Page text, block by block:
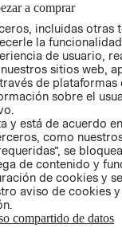
- RETIRO EN
TIENDA
TÉRMINOS Y
CONDICIONES
PRIVACIDAD
GIFT CARD
AVISO DE
COOKIES
a comprar
incluidas otras
la
de usuario,
sitios web,
de plataformas
sobre el
y está de acuerdo
como
se
de contenido y
de cookies y
aviso de cookies
compartido de datos